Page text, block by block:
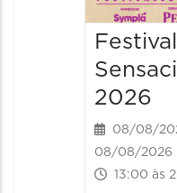
Festival
2026
08/08/
08/08/2026
13:00 às